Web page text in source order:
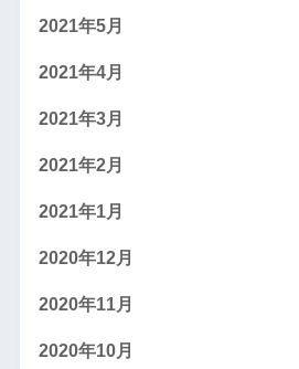
2021年5月
2021年4月
2021年3月
2021年2月
2021年1月
2020年12月
2020年11月
2020年10月